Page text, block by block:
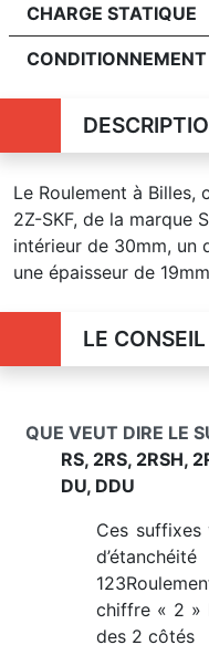
CHARGE STATIQUE
CONDITIONNEMENT
Le Roulement à
2Z-SKF, de la marque
intérieur de 30mm, un
une épaisseur de
LE
QUE VEUT DIRE LE
RS, 2RS, 2RSH,
DU, DDU
Ces
chiffre « 2 »
des 2 côtés